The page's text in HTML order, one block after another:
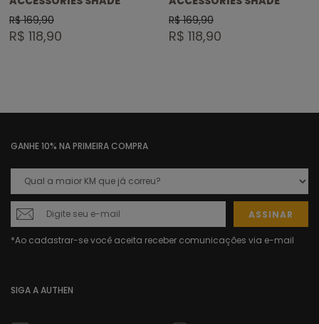
R$ 169,90
R$ 118,90
R$ 169,90
R$ 118,90
GANHE 10% NA PRIMEIRA COMPRA
ASSINAR
SIGA A AUTHEN